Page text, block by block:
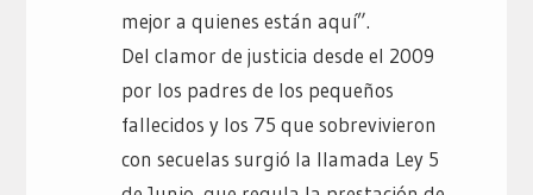
mejor a quienes están aquí”.
Del clamor de justicia desde el 2009
por los padres de los pequeños
fallecidos y los 75 que sobrevivieron
con secuelas surgió la llamada Ley 5